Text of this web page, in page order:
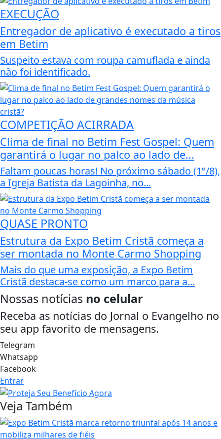
EXECUÇÃO
Entregador de aplicativo é executado a tiros
em Betim
Suspeito estava com roupa camuflada e ainda
não foi identificado.
COMPETIÇÃO ACIRRADA
Clima de final no Betim Fest Gospel: Quem
garantirá o lugar no palco ao lado de...
Faltam poucas horas! No próximo sábado (1º/8),
a Igreja Batista da Lagoinha, no...
QUASE PRONTO
Estrutura da Expo Betim Cristã começa a
ser montada no Monte Carmo Shopping
Mais do que uma exposição, a Expo Betim
Cristã destaca-se como um marco para a...
Nossas notícias no celular
Receba as notícias do Jornal o Evangelho no
seu app favorito de mensagens.
Telegram
Whatsapp
Facebook
Entrar
Veja Também